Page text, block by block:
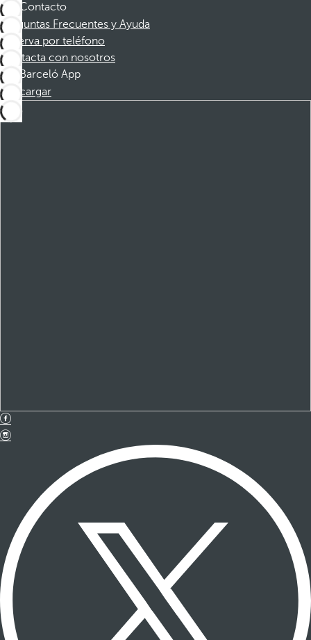
Contacto
Preguntas Frecuentes y Ayuda
Reserva por teléfono
Contacta con nosotros
Barceló App
Descargar